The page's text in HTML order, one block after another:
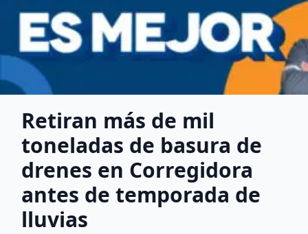
Retiran más de mil
toneladas de basura de
drenes en Corregidora
antes de temporada de
lluvias